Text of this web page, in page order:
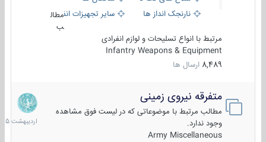
نارنجک انداز ها
سایر تجهیزات انفرادی
مطال
ب
مرتبط با انواع تسلیحات و لوازم انفرادی
Infantry Weapons & Equipment
8,489 ارسال ها
متفرقه نیروی زمینی
مطالب مرتبط با موضوعاتی که در لیست فوق مشاهده
وجود ندارد.
Army Miscellaneous
27
1405